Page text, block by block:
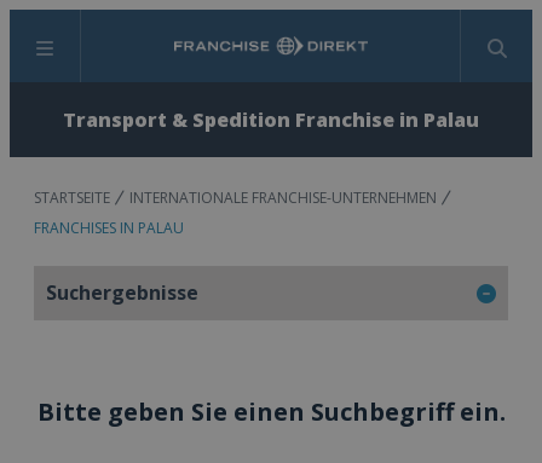
Menü Suchen
Transport & Spedition Franchise in Palau
STARTSEITE
INTERNATIONALE FRANCHISE-UNTERNEHMEN
FRANCHISES IN PALAU
Suchergebnisse
Bitte geben Sie einen Suchbegriff ein.